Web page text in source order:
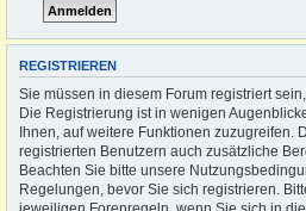
REGISTRIEREN
Sie müssen in diesem Forum registriert
Die Registrierung ist in wenigen
Ihnen, auf weitere Funktionen zuzugreifen.
registrierten Benutzern auch zusätzliche
Beachten Sie bitte unsere
Regelungen, bevor Sie sich registrieren.